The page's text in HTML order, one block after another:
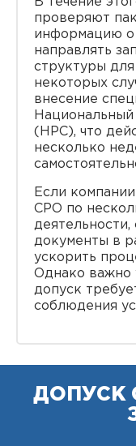
проверяют
информацию о
направлять
структуры
некоторых
внесение
(НРС), что
несколько
Если
СРО по
документы в
ускорить
Однако важно
допуск
соблюдения
ДОПУСК